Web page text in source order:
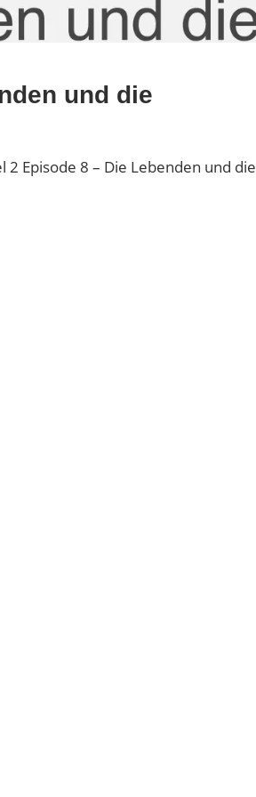
und die
Episode 8 – Die Lebenden und die